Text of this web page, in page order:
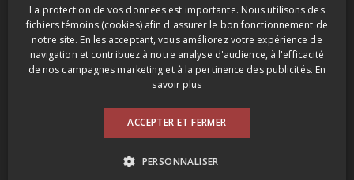
Francine CollettedansMaison Louis Jadot Brouilly Sous
les Balloquets 2015
Qu’est-ce qu’on boit? En visite chez mon
dansmonverredansQu’est-ce qu’on boit? Semaine bien
arrosée – 1re partie
La protection de vos données est importante. Nous utilisons des
fichiers témoins (cookies) afin d'assurer le bon fonctionnement de
notre site. En les acceptant, vous améliorez votre expérience de
navigation et contribuez à notre analyse d'audience, à l'efficacité
de nos campagnes marketing et à la pertinence des publicités. En
savoir plus
ACCEPTER ET FERMER
PERSONNALISER